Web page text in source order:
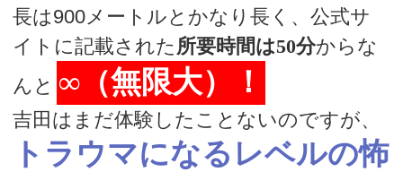
長は900メートルとかなり長く、公式サ
イトに記載された 所要時間は50分からな
んと ∞（無限大）！
吉田はまだ体験したことないのですが、
トラウマになるレベルの怖